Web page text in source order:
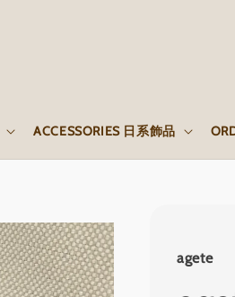
ACCESSORIES 日系飾品
agete